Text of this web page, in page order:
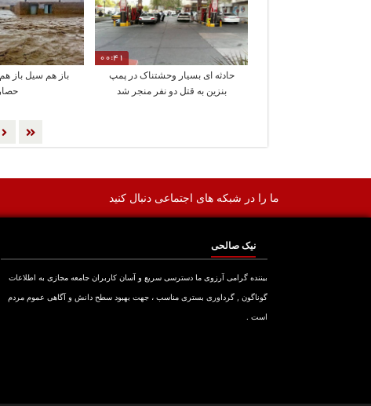
00:41
حادثه ای بسیار وحشتناک در پمپ
بنزین به قتل دو نفر منجر شد
باز هم سیل باز
حصار
ما را در شبکه های اجتماعی دنبال کنید
نیک صالحی
بیننده گرامی آرزوی ما دسترسی سریع و آسان کاربران جامعه مجازی به اطلاعات
گوناگون , گرداوری بستری مناسب ، جهت بهبود سطح دانش و آگاهی عموم مردم
است .